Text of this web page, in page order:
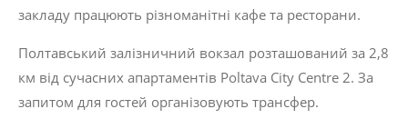
закладу працюють різноманітні кафе та ресторани.
Полтавський залізничний вокзал розташований за 2,8
км від сучасних апартаментів Poltava City Centre 2. За
запитом для гостей організовують трансфер.